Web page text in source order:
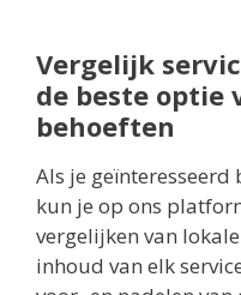
Vergelijk
de beste optie
behoeften
Als je geïnteresseerd
kun je op ons
vergelijken van
inhoud van elk